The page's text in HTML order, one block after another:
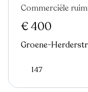
Nieuw
Commerciële
€ 400
Groene-
147